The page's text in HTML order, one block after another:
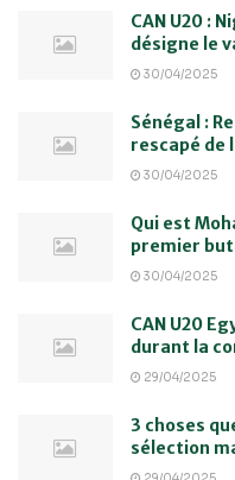
CAN U20 :
désigne le
30/04/2025
Sénégal :
rescapé de
30/04/2025
Qui est
premier
30/04/2025
CAN U20
durant la
29/04/2025
3 choses
sélection